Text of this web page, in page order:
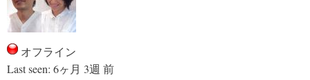
オフライン
Last seen: 6ヶ月 3週 前